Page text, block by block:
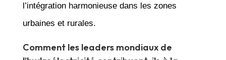
l’intégration harmonieuse dans les zones
urbaines et rurales.
Comment les leaders mondiaux de